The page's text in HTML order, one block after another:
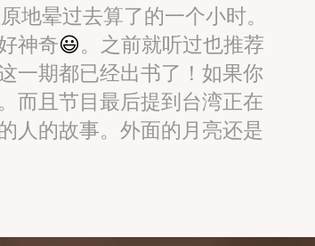
晕过去算了的一个小时。
神奇😃。之前就听过也推荐
一期都已经出书了！如果你
而且节目最后提到台湾正在
人的故事。外面的月亮还是